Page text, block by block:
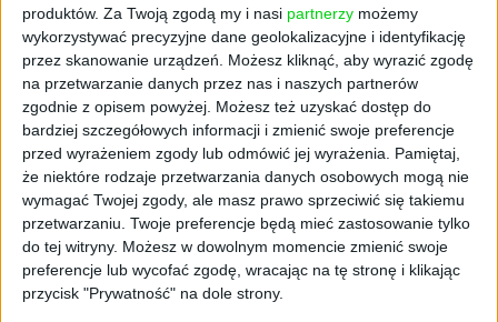
produktów. Za Twoją zgodą my i nasi partnerzy możemy
wykorzystywać precyzyjne dane geolokalizacyjne i identyfikację
przez skanowanie urządzeń. Możesz kliknąć, aby wyrazić zgodę
na przetwarzanie danych przez nas i naszych partnerów
zgodnie z opisem powyżej. Możesz też uzyskać dostęp do
bardziej szczegółowych informacji i zmienić swoje preferencje
przed wyrażeniem zgody lub odmówić jej wyrażenia.
Pamiętaj,
że niektóre rodzaje przetwarzania danych osobowych mogą nie
wymagać Twojej zgody, ale masz prawo sprzeciwić się takiemu
przetwarzaniu. Twoje preferencje będą mieć zastosowanie tylko
do tej witryny. Możesz w dowolnym momencie zmienić swoje
preferencje lub wycofać zgodę, wracając na tę stronę i klikając
przycisk "Prywatność" na dole strony.
Wysokość świadczenia kompensacyjnego
wzrosła znacząco w ostatnim czasie. W
październiku 2024 roku średnia kwota
wypłacana nauczycielom osiągnęła rekordowy
poziom4329 złotych. Obecnie minimalna
kwota, jaką może otrzymać uprawniony
nauczyciel, odpowiada najniższej emeryturze.
Wniosek o świadczenie
kompensacyjne